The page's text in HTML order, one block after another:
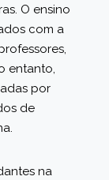
O ensino
com a
entanto,
por
de
na